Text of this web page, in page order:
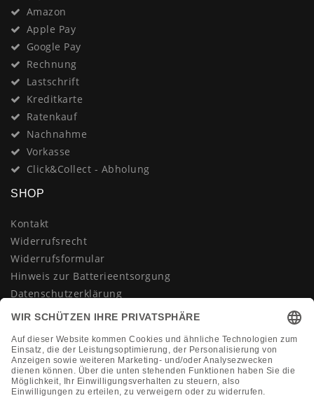
Amazon
Apple Pay
Google Pay
Rechnung
Lastschrift
Kreditkarte
Ratenkauf
Nachnahme
Vorkasse
Click&Collect - Abholung
SHOP
Kontakt
Widerrufsrecht
Widerrufsformular
Hinweis zur Batterieentsorgung
Datenschutzerklärung
AGB
Vertrag widerrufen
KONTAKT